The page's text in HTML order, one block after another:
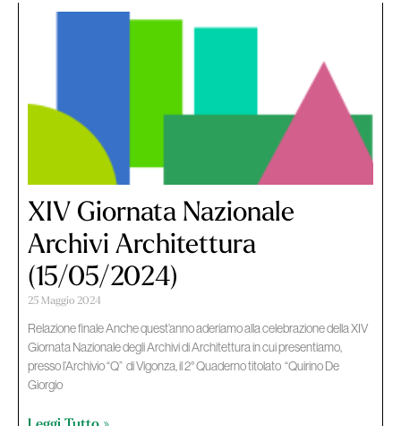
XIV Giornata Nazionale
Archivi Architettura
(15/05/2024)
25 Maggio 2024
Relazione finale Anche quest’anno aderiamo alla celebrazione della XIV
Giornata Nazionale degli Archivi di Architettura in cui presentiamo,
presso l’Archivio “Q” di Vigonza, il 2° Quaderno titolato “Quirino De
Giorgio